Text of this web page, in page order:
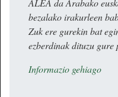
ALEA da Arabako
bezalako irakurleen
Zuk ere gurekin bat
ezberdinak dituzu gure
Informazio gehiago